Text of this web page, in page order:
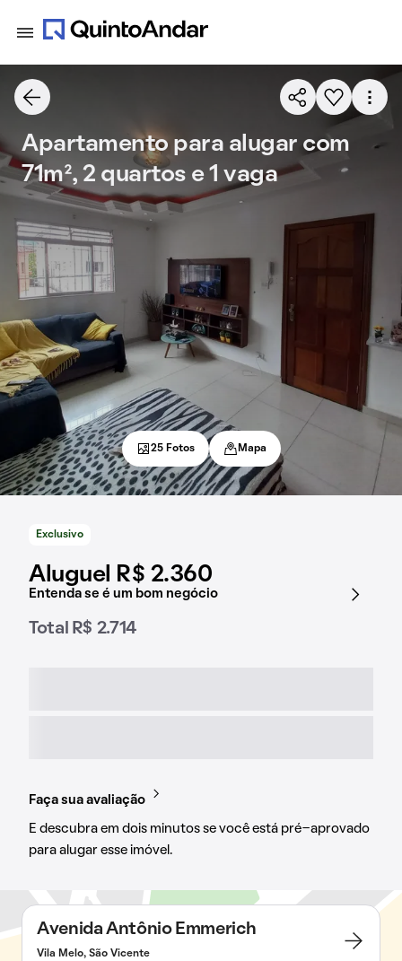
Exclusivo
Aluguel R$ 2.360
Entenda se é um bom negócio
Total R$ 2.714
Faça sua avaliação
E descubra em dois minutos se você está pré-aprovado
para alugar esse imóvel.
Apartamento para alugar com
71m², 2 quartos e 1 vaga
25 Fotos Mapa
Avenida Antônio Emmerich
Vila Melo, São Vicente